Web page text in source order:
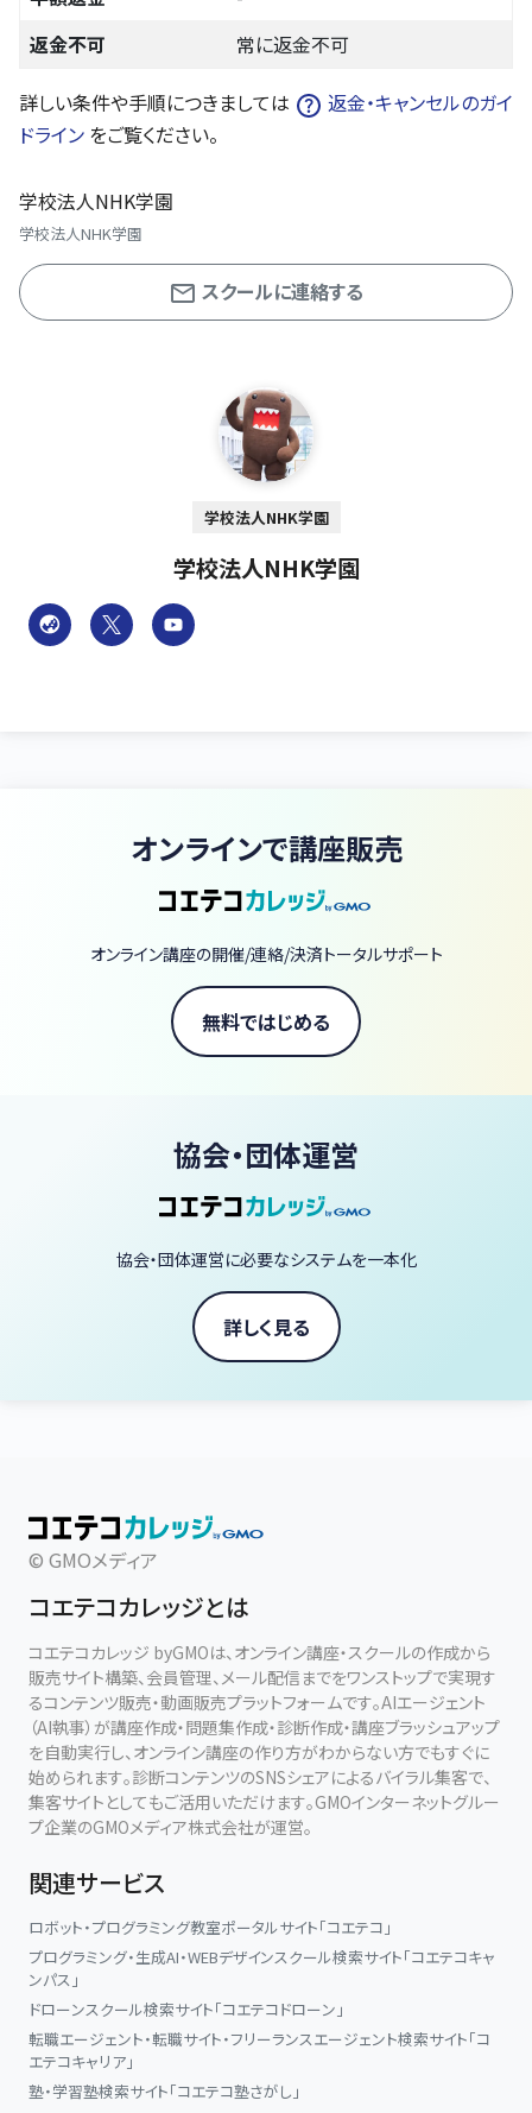
返金不可
常に返金不可
詳しい条件や手順につきましては
返金・キャンセルのガイ
ドライン をご覧ください。
学校法人NHK学園
学校法人NHK学園
スクールに連絡する
学校法人NHK学園
学校法人NHK学園
オンラインで講座販売
オンライン講座の開催/連絡/決済トータルサポート
無料ではじめる
協会・団体運営
協会・団体運営に必要なシステムを一本化
詳しく見る
© GMOメディア
コエテコカレッジとは
コエテコカレッジ byGMOは、オンライン講座・スクールの作成から
販売サイト構築、会員管理、メール配信までをワンストップで実現す
るコンテンツ販売・動画販売プラットフォームです。AIエージェント
（AI執事）が講座作成・問題集作成・診断作成・講座ブラッシュアップ
を自動実行し、オンライン講座の作り方がわからない方でもすぐに
始められます。診断コンテンツのSNSシェアによるバイラル集客で、
集客サイトとしてもご活用いただけます。GMOインターネットグルー
プ企業のGMOメディア株式会社が運営。
関連サービス
ロボット・プログラミング教室ポータルサイト「コエテコ」
プログラミング・生成AI・WEBデザインスクール検索サイト「コエテコキャ
ンパス」
ドローンスクール検索サイト「コエテコドローン」
転職エージェント・転職サイト・フリーランスエージェント検索サイト「コ
エテコキャリア」
塾・学習塾検索サイト「コエテコ塾さがし」